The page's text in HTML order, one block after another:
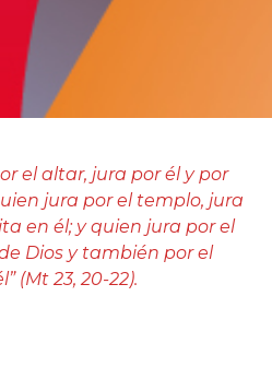
el altar, jura por él y por
jura por el templo, jura
en él; y quien jura por el
Dios y también por el
(Mt 23, 20-22).